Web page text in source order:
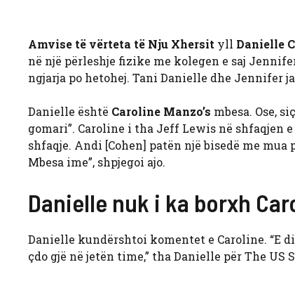
Amvise të vërteta të Nju Xhersit yll Danielle
në një përleshje fizike me kolegen e saj
ngjarja po hetohej. Tani Danielle dhe Jennifer
Danielle është Caroline Manzo’s mbesa. Ose,
gomari”. Caroline i tha Jeff Lewis në shfaqjen
shfaqje. Andi [Cohen] patën një bisedë me
Mbesa ime”, shpjegoi ajo.
Danielle nuk i ka borxh
Danielle kundërshtoi komentet e Caroline. “E
çdo gjë në jetën time,” tha Danielle për The US